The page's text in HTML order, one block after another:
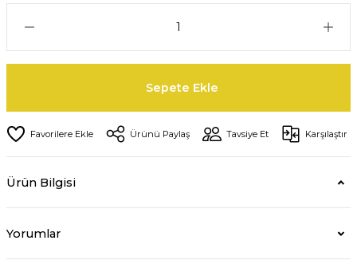
Sepete Ekle
Ürünü Paylaş Tavsiye Et Karşılaştır
Ürün Bilgisi
Yorumlar